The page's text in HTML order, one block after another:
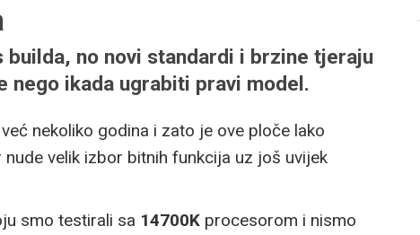
no novi standardi i brzine tjeraju
nego ikada ugrabiti pravi model.
nekoliko godina i zato je ove ploče lako
velik izbor bitnih funkcija uz još uvijek
smo testirali sa 14700K procesorom i nismo